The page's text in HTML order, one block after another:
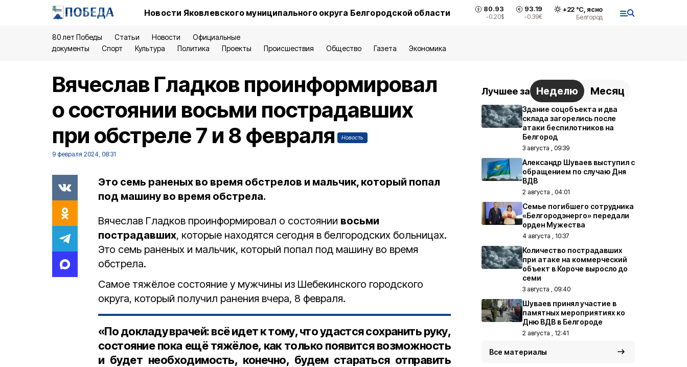
Новости Яковлевского муниципального округа Белгородской области 80.93
-0.20$
93.19
-0.39€
+22°С, ясно
Белгород
80 лет Победы Статьи Новости
Официальные
документы
Спорт Культура Политика Проекты Происшествия Общество Газета Экономика
Вячеслав Гладков проинформировал
о состоянии восьми пострадавших
при обстреле 7 и 8 февраля
Новость
9 февраля 2024, 08:31
Это семь раненых во время обстрелов и мальчик, который попал
под машину во время обстрела.
Вячеслав Гладков проинформировал о состоянии восьми
пострадавших, которые находятся сегодня в белгородских больницах.
Это семь раненых и мальчик, который попал под машину во время
обстрела.
Самое тяжёлое состояние у мужчины из Шебекинского городского
округа, который получил ранения вчера, 8 февраля.
«По докладу врачей: всё идет к тому, что удастся сохранить руку,
состояние пока ещё тяжёлое, как только появится возможность
и будет необходимость, конечно, будем стараться отправить
Лучшее за Неделю Месяц
Здание соцобъекта и два
склада загорелись после
атаки беспилотников на
Белгород
3 августа , 09:39
Александр Шуваев выступил с
обращением по случаю Дня
ВДВ
2 августа , 04:01
Семье погибшего сотрудника
«Белгородэнерго» передали
орден Мужества
4 августа , 10:37
Количество пострадавших
при атаке на коммерческий
объект в Короче выросло до
семи
3 августа , 09:40
Шуваев принял участие в
памятных мероприятиях ко
Дню ВДВ в Белгороде
2 августа , 12:41
Все материалы